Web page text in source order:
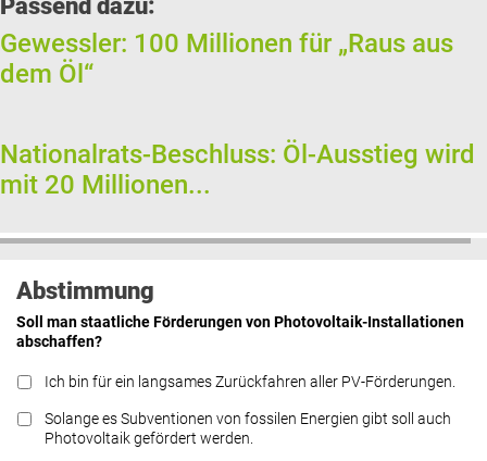
Passend dazu:
Gewessler: 100 Millionen für „Raus aus
dem Öl“
Nationalrats-Beschluss: Öl-Ausstieg wird
mit 20 Millionen...
Abstimmung
Soll man staatliche Förderungen von Photovoltaik-Installationen
abschaffen?
Ich bin für ein langsames Zurückfahren aller PV-Förderungen.
Solange es Subventionen von fossilen Energien gibt soll auch
Photovoltaik gefördert werden.